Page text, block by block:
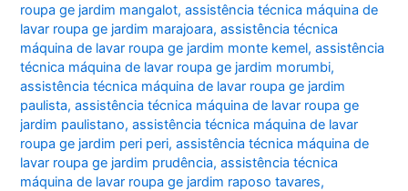
roupa ge jardim mangalot,assistência técnica máquina de
lavar roupa ge jardim marajoara,assistência técnica
máquina de lavar roupa ge jardim monte kemel,assistência
técnica máquina de lavar roupa ge jardim morumbi,
assistência técnica máquina de lavar roupa ge jardim
paulista,assistência técnica máquina de lavar roupa ge
jardim paulistano,assistência técnica máquina de lavar
roupa ge jardim peri peri,assistência técnica máquina de
lavar roupa ge jardim prudência,assistência técnica
máquina de lavar roupa ge jardim raposo tavares,